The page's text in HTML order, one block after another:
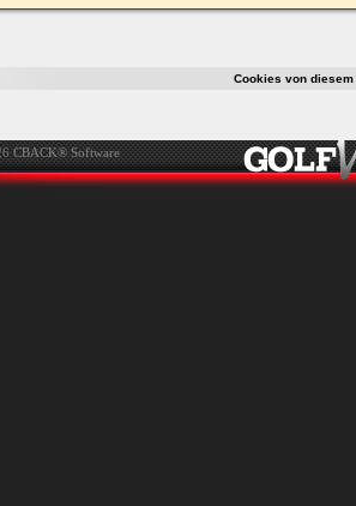
Passwort
|Registrieren
Cookies von
CBACK® Software